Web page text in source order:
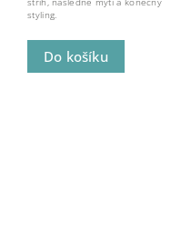
Do košíku
styling.